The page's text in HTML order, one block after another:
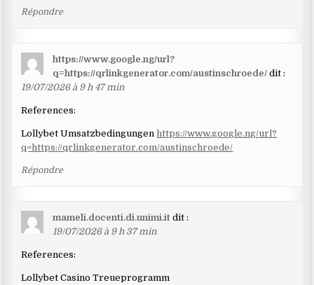
Répondre
https://www.google.ng/url?
q=https://qrlinkgenerator.com/austinschroede/ dit :
19/07/2026 à 9 h 47 min
References:
Lollybet Umsatzbedingungenhttps://www.google.ng/url?
q=https://qrlinkgenerator.com/austinschroede/
Répondre
mameli.docenti.di.unimi.it dit :
19/07/2026 à 9 h 37 min
References:
Lollybet Casino Treueprogramm